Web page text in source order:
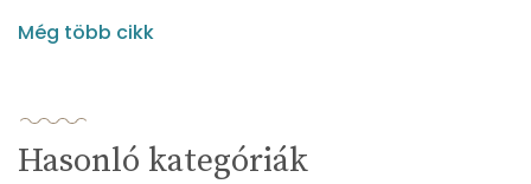
Még több cikk
Hasonló kategóriák